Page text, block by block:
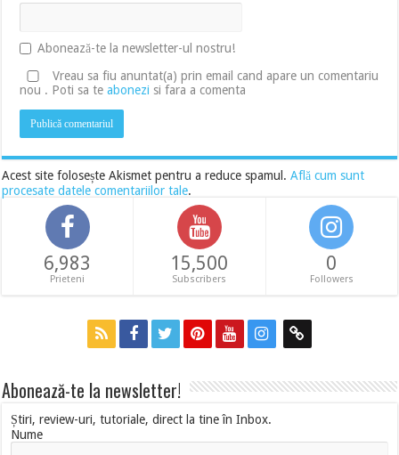
Abonează-te la newsletter-ul nostru!
Vreau sa fiu anuntat(a) prin email cand apare un comentariu
nou . Poti sa teabonezi si fara a comenta
Acest site folosește Akismet pentru a reduce spamul.Află cum sunt
procesate datele comentariilor tale.
6,983
Prieteni
15,500
Subscribers
0
Followers
Abonează-te la newsletter!
Știri, review-uri, tutoriale, direct la tine în Inbox.
Nume